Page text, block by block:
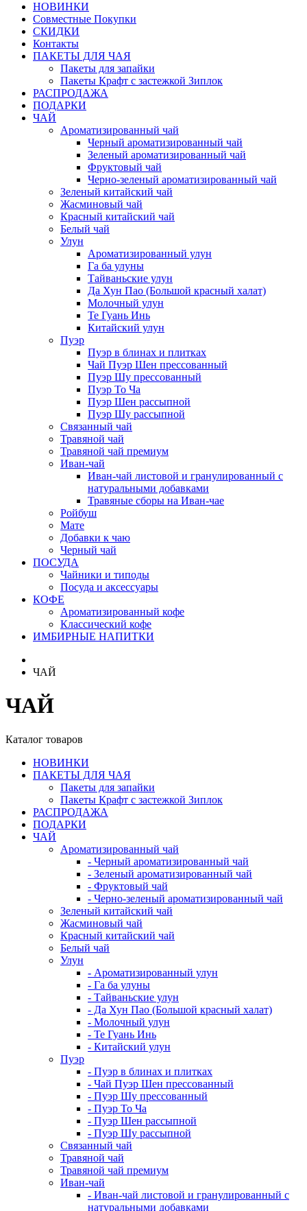
НОВИНКИ
Совместные Покупки
СКИДКИ
Контакты
ПАКЕТЫ ДЛЯ ЧАЯ
Пакеты для запайки
Пакеты Крафт с застежкой Зиплок
РАСПРОДАЖА
ПОДАРКИ
ЧАЙ
Ароматизированный чай
Черный ароматизированный чай
Зеленый ароматизированный чай
Фруктовый чай
Черно-зеленый ароматизированный чай
Зеленый китайский чай
Жасминовый чай
Красный китайский чай
Белый чай
Улун
Ароматизированный улун
Га ба улуны
Тайваньские улун
Да Хун Пао (Большой красный халат)
Молочный улун
Те Гуань Инь
Китайский улун
Пуэр
Пуэр в блинах и плитках
Чай Пуэр Шен прессованный
Пуэр Шу прессованный
Пуэр То Ча
Пуэр Шен рассыпной
Пуэр Шу рассыпной
Связанный чай
Травяной чай
Травяной чай премиум
Иван-чай
Иван-чай листовой и гранулированный с
натуральными добавками
Травяные сборы на Иван-чае
Ройбуш
Мате
Добавки к чаю
Черный чай
ПОСУДА
Чайники и типоды
Посуда и аксессуары
КОФЕ
Ароматизированный кофе
Классический кофе
ИМБИРНЫЕ НАПИТКИ
ЧАЙ
ЧАЙ
Каталог товаров
НОВИНКИ
ПАКЕТЫ ДЛЯ ЧАЯ
Пакеты для запайки
Пакеты Крафт с застежкой Зиплок
РАСПРОДАЖА
ПОДАРКИ
ЧАЙ
Ароматизированный чай
- Черный ароматизированный чай
- Зеленый ароматизированный чай
- Фруктовый чай
- Черно-зеленый ароматизированный чай
Зеленый китайский чай
Жасминовый чай
Красный китайский чай
Белый чай
Улун
- Ароматизированный улун
- Га ба улуны
- Тайваньские улун
- Да Хун Пао (Большой красный халат)
- Молочный улун
- Те Гуань Инь
- Китайский улун
Пуэр
- Пуэр в блинах и плитках
- Чай Пуэр Шен прессованный
- Пуэр Шу прессованный
- Пуэр То Ча
- Пуэр Шен рассыпной
- Пуэр Шу рассыпной
Связанный чай
Травяной чай
Травяной чай премиум
Иван-чай
- Иван-чай листовой и гранулированный с
натуральными добавками